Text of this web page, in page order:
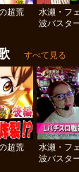
超荒
水瀬・フ
波バスタ
すべて見る
超荒
水瀬・フ
波バスタ